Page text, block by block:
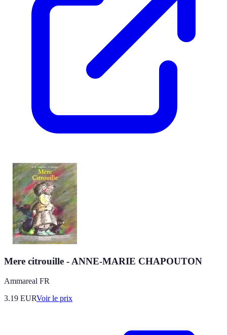
Mere citrouille - ANNE-MARIE CHAPOUTON
Ammareal FR
3.19 EURVoir le prix